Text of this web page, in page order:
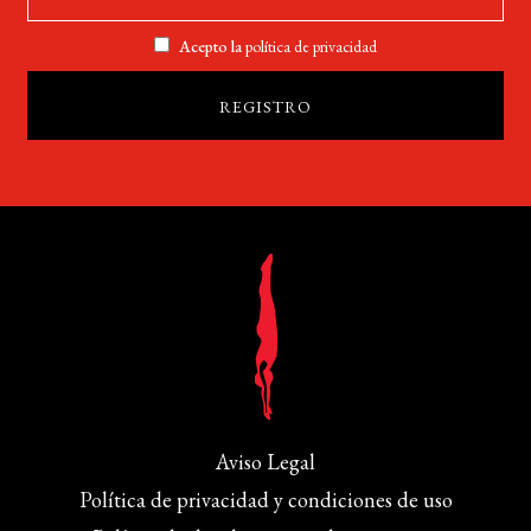
Acepto lapolítica de privacidad
Aviso Legal
Política de privacidad y condiciones de uso